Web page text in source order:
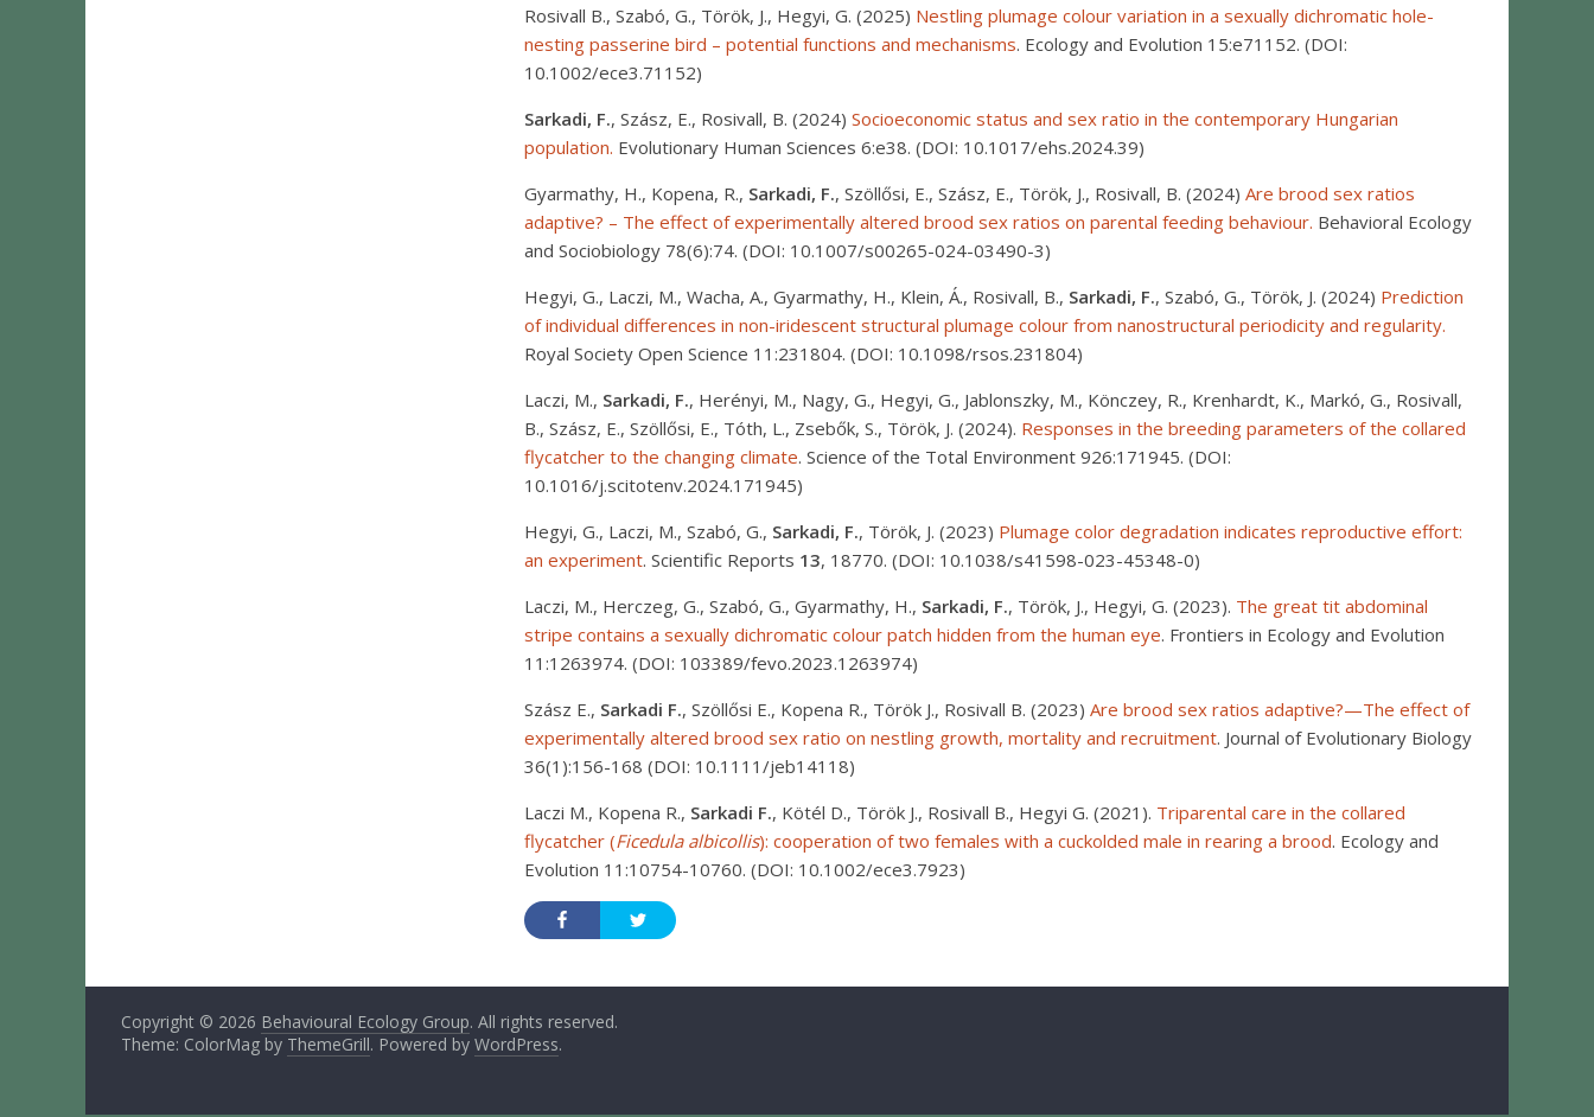
Rosivall B., Szabó, G., Török, J., Hegyi, G. (2025) Nestling plumage colour variation in a sexually dichromatic hole-
nesting passerine bird – potential functions and mechanisms. Ecology and Evolution 15:e71152. (DOI:
10.1002/ece3.71152)
Sarkadi, F., Szász, E., Rosivall, B. (2024) Socioeconomic status and sex ratio in the contemporary Hungarian
population. Evolutionary Human Sciences 6:e38. (DOI: 10.1017/ehs.2024.39)
Gyarmathy, H., Kopena, R., Sarkadi, F., Szöllősi, E., Szász, E., Török, J., Rosivall, B. (2024) Are brood sex ratios
adaptive? – The effect of experimentally altered brood sex ratios on parental feeding behaviour. Behavioral Ecology
and Sociobiology 78(6):74. (DOI: 10.1007/s00265-024-03490-3)
Hegyi, G., Laczi, M., Wacha, A., Gyarmathy, H., Klein, Á., Rosivall, B., Sarkadi, F., Szabó, G., Török, J. (2024) Prediction
of individual differences in non-iridescent structural plumage colour from nanostructural periodicity and regularity.
Royal Society Open Science 11:231804. (DOI: 10.1098/rsos.231804)
Laczi, M., Sarkadi, F., Herényi, M., Nagy, G., Hegyi, G., Jablonszky, M., Könczey, R., Krenhardt, K., Markó, G., Rosivall,
B., Szász, E., Szöllősi, E., Tóth, L., Zsebők, S., Török, J. (2024). Responses in the breeding parameters of the collared
flycatcher to the changing climate. Science of the Total Environment 926:171945. (DOI:
10.1016/j.scitotenv.2024.171945)
Hegyi, G., Laczi, M., Szabó, G., Sarkadi, F., Török, J. (2023) Plumage color degradation indicates reproductive effort:
an experiment. Scientific Reports 13, 18770. (DOI: 10.1038/s41598-023-45348-0)
Laczi, M., Herczeg, G., Szabó, G., Gyarmathy, H., Sarkadi, F., Török, J., Hegyi, G. (2023). The great tit abdominal
stripe contains a sexually dichromatic colour patch hidden from the human eye. Frontiers in Ecology and Evolution
11:1263974. (DOI: 103389/fevo.2023.1263974)
Szász E., Sarkadi F., Szöllősi E., Kopena R., Török J., Rosivall B. (2023) Are brood sex ratios adaptive?—The effect of
experimentally altered brood sex ratio on nestling growth, mortality and recruitment. Journal of Evolutionary Biology
36(1):156-168 (DOI: 10.1111/jeb14118)
Laczi M., Kopena R., Sarkadi F., Kötél D., Török J., Rosivall B., Hegyi G. (2021). Triparental care in the collared
flycatcher (Ficedula albicollis): cooperation of two females with a cuckolded male in rearing a brood. Ecology and
Evolution 11:10754-10760. (DOI: 10.1002/ece3.7923)
Copyright © 2026 Behavioural Ecology Group. All rights reserved.
Theme: ColorMag by ThemeGrill. Powered by WordPress.